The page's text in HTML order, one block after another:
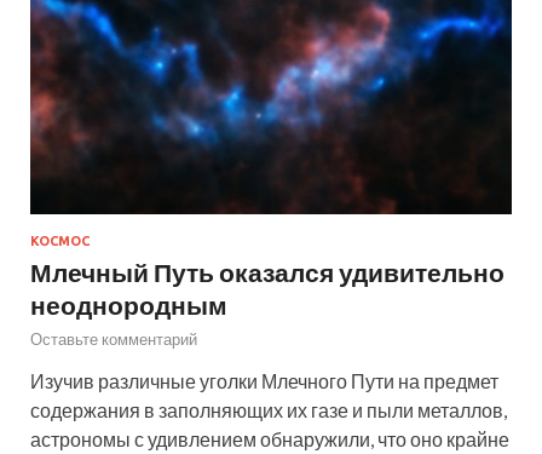
КОСМОС
Млечный Путь оказался удивительно
неоднородным
Оставьте комментарий
Изучив различные уголки Млечного Пути на предмет
содержания в заполняющих их газе и пыли металлов,
астрономы с удивлением обнаружили, что оно крайне